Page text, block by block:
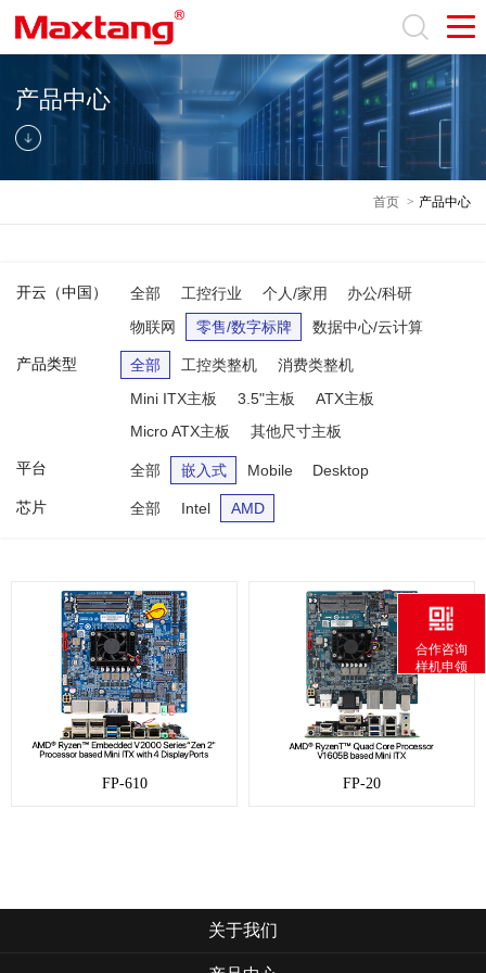
产品中心
首页 > 产品中心
开云（中国） 全部 工控行业 个人/家用
办公/科研
物联网
零售/数字标牌 数据中心/云计算
产品类型 全部 工控类整机
消费类整机
Mini ITX主板
3.5"主板
ATX主板
Micro ATX主板
其他尺寸主板
平台 全部 嵌入式 Mobile Desktop
芯片 全部 Intel AMD
FP-610 FP-20
关于我们
合作咨询
样机申领